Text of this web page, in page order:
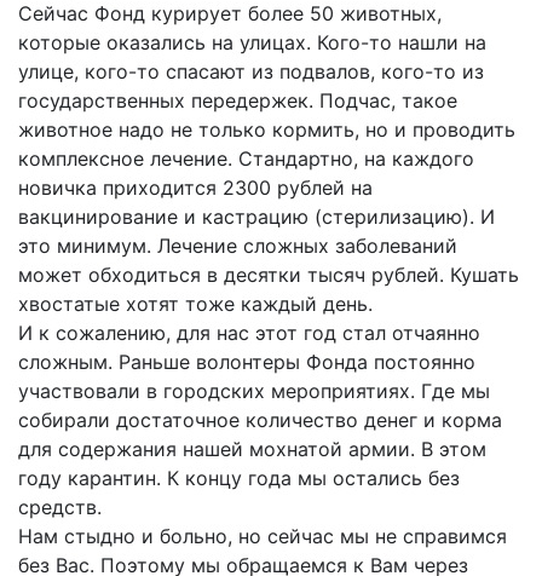
Сейчас Фонд курирует более 50 животных,
которые оказались на улицах. Кого-то нашли на
улице, кого-то спасают из подвалов, кого-то из
государственных передержек. Подчас, такое
животное надо не только кормить, но и проводить
комплексное лечение. Стандартно, на каждого
новичка приходится 2300 рублей на
вакцинирование и кастрацию (стерилизацию). И
это минимум. Лечение сложных заболеваний
может обходиться в десятки тысяч рублей. Кушать
хвостатые хотят тоже каждый день.
И к сожалению, для нас этот год стал отчаянно
сложным. Раньше волонтеры Фонда постоянно
участвовали в городских мероприятиях. Где мы
собирали достаточное количество денег и корма
для содержания нашей мохнатой армии. В этом
году карантин. К концу года мы остались без
средств.
Нам стыдно и больно, но сейчас мы не справимся
без Вас. Поэтому мы обращаемся к Вам через